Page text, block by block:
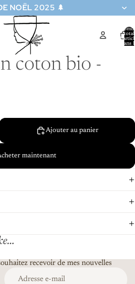
NOËL 2025 🌲
total
dans
coton bio -
Ajouter au panier
maintenant
recevoir de mes nouvelles